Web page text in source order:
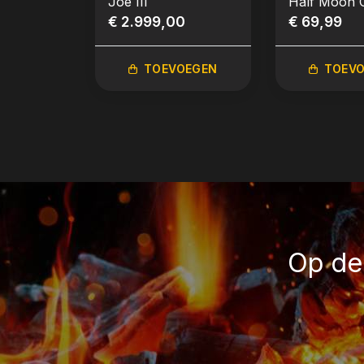
€ 2.999,00
TOEVOEGEN
Grate (Big
€ 69,99
Op